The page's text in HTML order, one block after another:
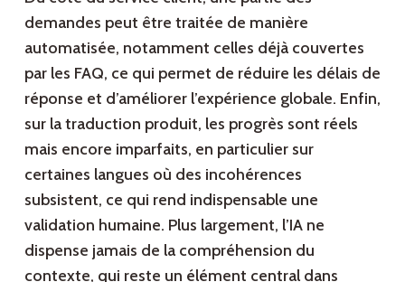
demandes peut être traitée de manière
automatisée, notamment celles déjà couvertes
par les FAQ, ce qui permet de réduire les délais de
réponse et d’améliorer l’expérience globale. Enfin,
sur la traduction produit, les progrès sont réels
mais encore imparfaits, en particulier sur
certaines langues où des incohérences
subsistent, ce qui rend indispensable une
validation humaine. Plus largement, l’IA ne
dispense jamais de la compréhension du
contexte, qui reste un élément central dans